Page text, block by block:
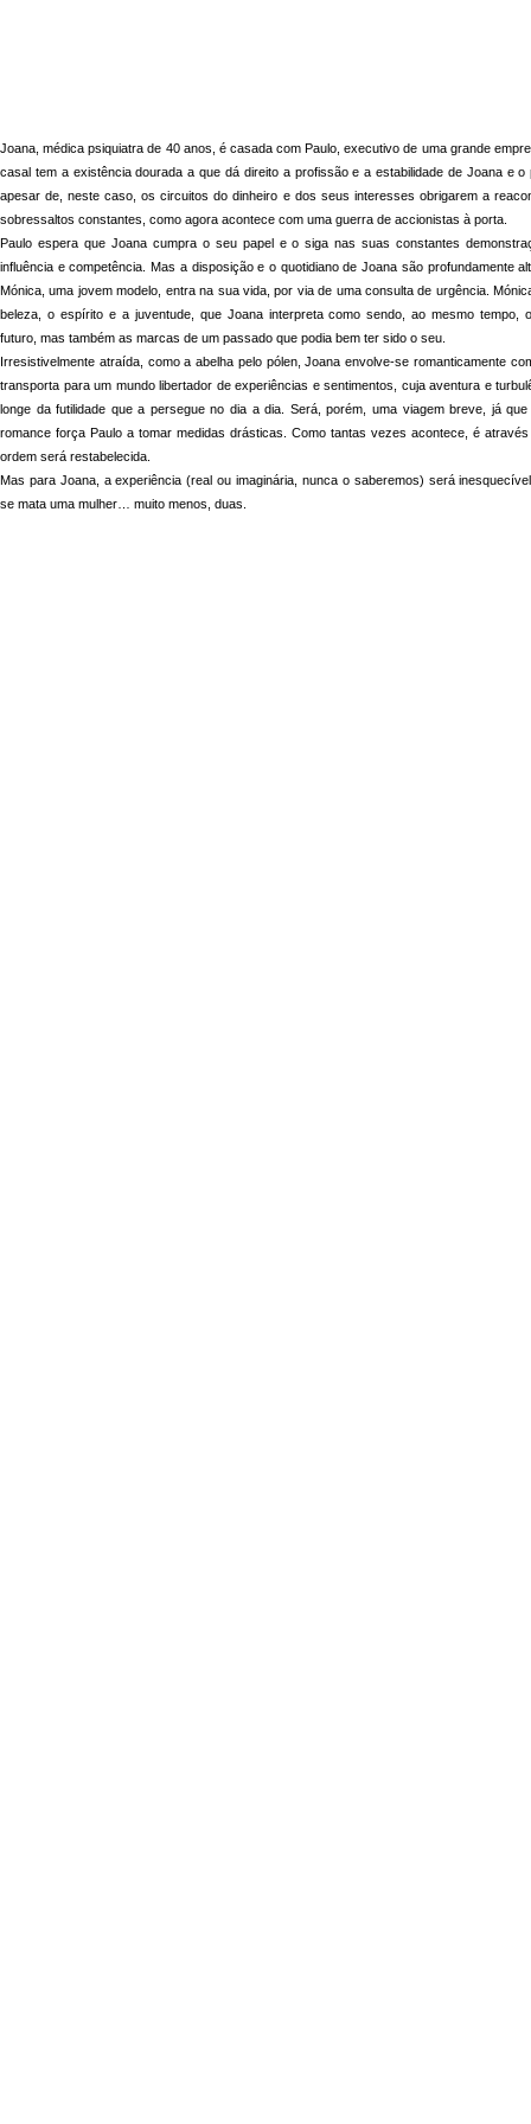
Joana, médica psiquiatra de 40 anos, é casada com Paulo, executivo de uma grande
casal tem a existência dourada a que dá direito a profissão e a estabilidade de Joana e o
apesar de, neste caso, os circuitos do dinheiro e dos seus interesses obrigarem a
sobressaltos constantes, como agora acontece com uma guerra de accionistas à porta.
Paulo espera que Joana cumpra o seu papel e o siga nas suas constantes
influência e competência. Mas a disposição e o quotidiano de Joana são profundamente
Mónica, uma jovem modelo, entra na sua vida, por via de uma consulta de urgência.
beleza, o espírito e a juventude, que Joana interpreta como sendo, ao mesmo tempo,
futuro, mas também as marcas de um passado que podia bem ter sido o seu.
Irresistivelmente atraída, como a abelha pelo pólen, Joana envolve-se romanticamente
transporta para um mundo libertador de experiências e sentimentos, cuja aventura e
longe da futilidade que a persegue no dia a dia. Será, porém, uma viagem breve, já
romance força Paulo a tomar medidas drásticas. Como tantas vezes acontece, é
ordem será restabelecida.
Mas para Joana, a experiência (real ou imaginária, nunca o saberemos) será
se mata uma mulher… muito menos, duas.